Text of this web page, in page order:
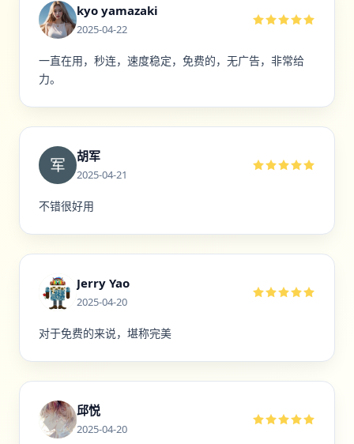
kyo yamazaki
2025-04-22
一直在用，秒连，速度稳定，免费的，无广告，非常给
力。
胡军
2025-04-21
不错很好用
Jerry Yao
2025-04-20
对于免费的来说，堪称完美
邱悦
2025-04-20